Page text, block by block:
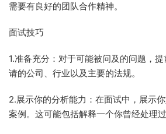
需要有良好的团队合作精神。
面试技巧
1.准备充分：对于可能被问及的问题，
请的公司、行业以及主要的法规。
2.展示你的分析能力：在面试中，展示
案例。这可能包括解释一个你曾经处理过